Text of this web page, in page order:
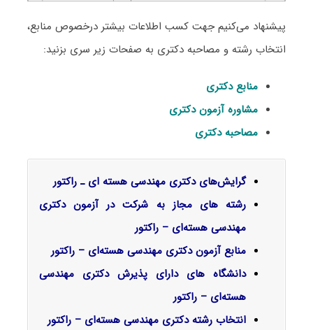
پیشنهاد می‌کنیم جهت کسب اطلاعات بیشتر درخصوص منابع،
انتخاب رشته و مصاحبه دکتری به صفحات زیر سری بزنید:
منابع دکتری
مشاوره آزمون دکتری
مصاحبه دکتری
گرایش‌های دکتری مهندسی هسته ای ـ راﻛﺘﻮر
رشته های مجاز به شرکت در آزمون دکتری
مهندسی هسته‌ای – راکتور
منابع آزمون دکتری مهندسی هسته‌ای – راکتور
دانشگاه های دارای پذیرش دکتری مهندسی
هسته‌ای – راکتور
انتخاب رشته دکتری مهندسی هسته‌ای – راکتور